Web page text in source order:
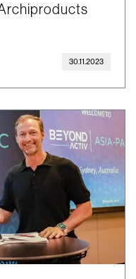
30.11.2023